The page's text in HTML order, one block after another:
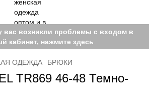
вас возникли проблемы с входом в
кабинет, нажмите здесь
ОДЕЖДА БРЮКИ
TR869 46-48 Темно-